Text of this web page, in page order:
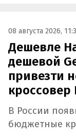
08 августа 2026,
Дешевле
дешевой
привезти
кроссовер
В России
бюджетные